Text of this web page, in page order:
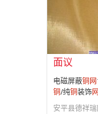
供应产品：
面议
电磁屏蔽铜网
铜/纯铜装饰网
安平县德祥